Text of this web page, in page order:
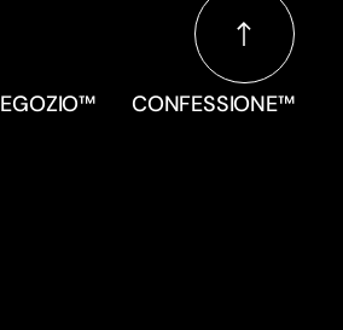
CONFESSIONE™